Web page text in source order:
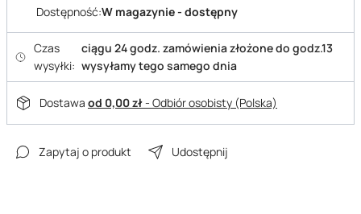
Dostępność:W magazynie - dostępny
Czas
wysyłki:
ciągu 24 godz. zamówienia złożone do godz.13
wysyłamy tego samego dnia
Dostawa od 0,00 zł- Odbiór osobisty (Polska)
Zapytaj o produkt Udostępnij